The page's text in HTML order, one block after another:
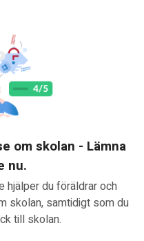
om skolan - Lämna
nu.
hjälper du föräldrar och
skolan, samtidigt som du
till skolan.